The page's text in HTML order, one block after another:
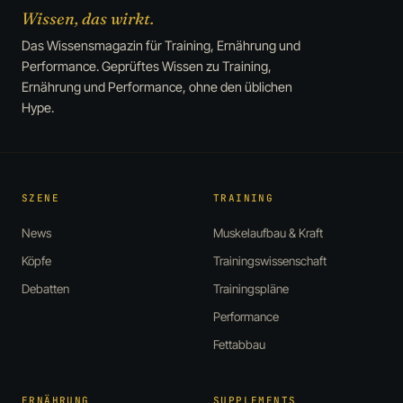
Wissen, das wirkt.
Das Wissensmagazin für Training, Ernährung und
Performance. Geprüftes Wissen zu Training,
Ernährung und Performance, ohne den üblichen
Hype.
SZENE
News
Köpfe
Debatten
TRAINING
Muskelaufbau & Kraft
Trainingswissenschaft
Trainingspläne
Performance
Fettabbau
ERNÄHRUNG SUPPLEMENTS